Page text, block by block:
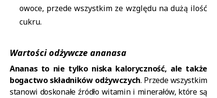
owoce, przede wszystkim ze względu na dużą ilość
cukru.
Wartości odżywcze ananasa
Ananas to nie tylko niska kaloryczność, ale także
bogactwo składników odżywczych. Przede wszystkim
stanowi doskonałe źródło witamin i minerałów, które są